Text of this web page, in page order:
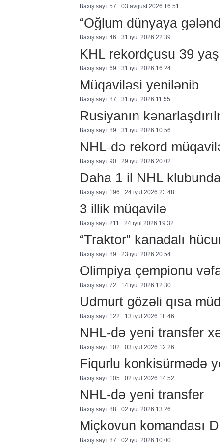
Baxış sayı: 57 03 avqust 2026 16:51
“Oğlum dünyaya
Baxış sayı: 46 31 i̇yul 2026 22:39
KHL rekordçusu 39
Baxış sayı: 69 31 i̇yul 2026 16:24
Müqaviləsi yenilənib
Baxış sayı: 87 31 i̇yul 2026 11:55
Rusiyanın
Baxış sayı: 89 31 i̇yul 2026 10:56
NHL-də rekord
Baxış sayı: 90 29 i̇yul 2026 20:02
Daha 1 il NHL
Baxış sayı: 196 24 i̇yul 2026 23:48
3 illik müqavilə
Baxış sayı: 211 24 i̇yul 2026 19:32
“Traktor” kanadalı
Baxış sayı: 89 23 i̇yul 2026 20:54
Olimpiya çempionu
Baxış sayı: 72 14 i̇yul 2026 12:30
Udmurt gözəli qısa
Baxış sayı: 122 13 i̇yul 2026 18:46
NHL-də yeni transfer
Baxış sayı: 102 03 i̇yul 2026 12:26
Fiqurlu konkisürmədə
Baxış sayı: 105 02 i̇yul 2026 14:52
NHL-də yeni transfer
Baxış sayı: 88 02 i̇yul 2026 13:26
Miçkovun komandası
Baxış sayı: 87 02 i̇yul 2026 10:00